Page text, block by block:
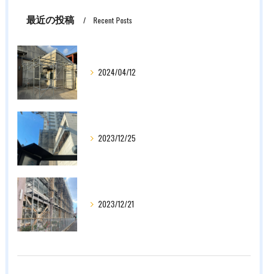
最近の投稿 Recent Posts
2024/04/12
2023/12/25
2023/12/21